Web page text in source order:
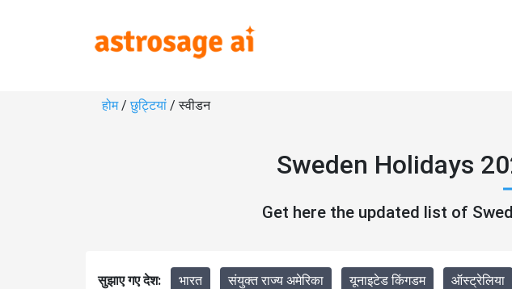
होम/छुट्टियां/ स्वीडन
Sweden Holidays
Get here the updated list of
सुझाए गए देश: भारत संयुक्त राज्य अमेरिका यूनाइटेड किंगडम ऑस्ट्रेलिया